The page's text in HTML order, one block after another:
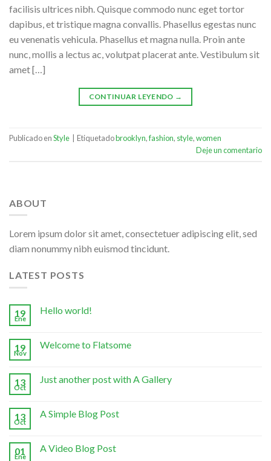
facilisis ultrices nibh. Quisque commodo nunc eget tortor
dapibus, et tristique magna convallis. Phasellus egestas nunc
eu venenatis vehicula. Phasellus et magna nulla. Proin ante
nunc, mollis a lectus ac, volutpat placerat ante. Vestibulum sit
amet […]
CONTINUAR LEYENDO →
Publicado enStyle Etiquetadobrooklyn,fashion, style,women
Deje un comentario
ABOUT
Lorem ipsum dolor sit amet, consectetuer adipiscing elit, sed
diam nonummy nibh euismod tincidunt.
LATEST POSTS
19
Ene
Hello world!
19
Nov
Welcome to Flatsome
13
Oct
Just another post with A Gallery
13
Oct
A Simple Blog Post
01
Ene
A Video Blog Post